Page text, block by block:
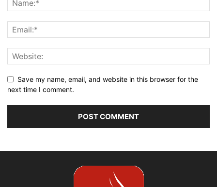
Save my name, email, and website in this browser for the
next time I comment.